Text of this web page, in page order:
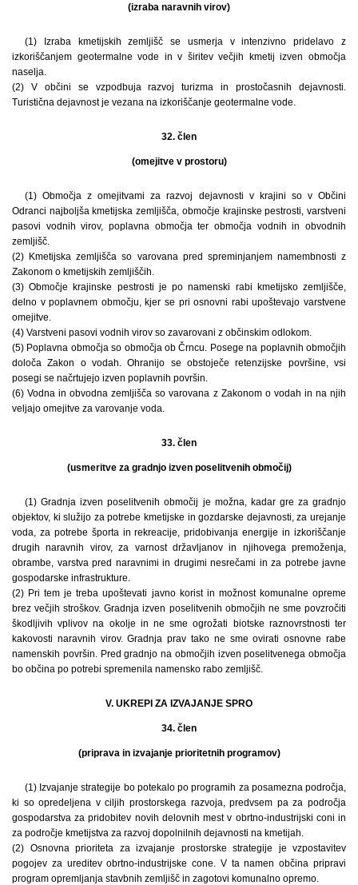
(izraba naravnih virov)
(1) Izraba kmetijskih zemljišč se usmerja v intenzivno pridelavo z
izkoriščanjem geotermalne vode in v širitev večjih kmetij izven območja
naselja.
(2) V občini se vzpodbuja razvoj turizma in prostočasnih dejavnosti.
Turistična dejavnost je vezana na izkoriščanje geotermalne vode.
32. člen
(omejitve v prostoru)
(1) Območja z omejitvami za razvoj dejavnosti v krajini so v Občini
Odranci najboljša kmetijska zemljišča, območje krajinske pestrosti, varstveni
pasovi vodnih virov, poplavna območja ter območja vodnih in obvodnih
zemljišč.
(2) Kmetijska zemljišča so varovana pred spreminjanjem namembnosti z
Zakonom o kmetijskih zemljiščih.
(3) Območje krajinske pestrosti je po namenski rabi kmetijsko zemljišče,
delno v poplavnem območju, kjer se pri osnovni rabi upoštevajo varstvene
omejitve.
(4) Varstveni pasovi vodnih virov so zavarovani z občinskim odlokom.
(5) Poplavna območja so območja ob Črncu. Posege na poplavnih območjih
določa Zakon o vodah. Ohranijo se obstoječe retenzijske površine, vsi
posegi se načrtujejo izven poplavnih površin.
(6) Vodna in obvodna zemljišča so varovana z Zakonom o vodah in na njih
veljajo omejitve za varovanje voda.
33. člen
(usmeritve za gradnjo izven poselitvenih območij)
(1) Gradnja izven poselitvenih območij je možna, kadar gre za gradnjo
objektov, ki služijo za potrebe kmetijske in gozdarske dejavnosti, za urejanje
voda, za potrebe športa in rekreacije, pridobivanja energije in izkoriščanje
drugih naravnih virov, za varnost državljanov in njihovega premoženja,
obrambe, varstva pred naravnimi in drugimi nesrečami in za potrebe javne
gospodarske infrastrukture.
(2) Pri tem je treba upoštevati javno korist in možnost komunalne opreme
brez večjih stroškov. Gradnja izven poselitvenih območjih ne sme povzročiti
škodljivih vplivov na okolje in ne sme ogrožati biotske raznovrstnosti ter
kakovosti naravnih virov. Gradnja prav tako ne sme ovirati osnovne rabe
namenskih površin. Pred gradnjo na območjih izven poselitvenega območja
bo občina po potrebi spremenila namensko rabo zemljišč.
V. UKREPI ZA IZVAJANJE SPRO
34. člen
(priprava in izvajanje prioritetnih programov)
(1) Izvajanje strategije bo potekalo po programih za posamezna področja,
ki so opredeljena v ciljih prostorskega razvoja, predvsem pa za področja
gospodarstva za pridobitev novih delovnih mest v obrtno-industrijski coni in
za področje kmetijstva za razvoj dopolnilnih dejavnosti na kmetijah.
(2) Osnovna prioriteta za izvajanje prostorske strategije je vzpostavitev
pogojev za ureditev obrtno-industrijske cone. V ta namen občina pripravi
program opremljanja stavbnih zemljišč in zagotovi komunalno opremo.